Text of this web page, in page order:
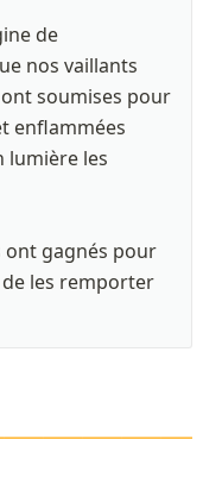
de
nos vaillants
soumises pour
enflammées
lumière les
ont gagnés pour
les remporter